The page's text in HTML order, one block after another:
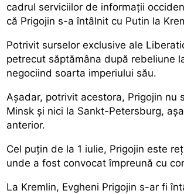
cadrul serviciilor de informaţii
că Prigojin s-a întâlnit cu Putin la
Potrivit surselor exclusive ale
petrecut săptămâna după rebeliune
negociind soarta imperiului său.
Aşadar, potrivit acestora, Prigojin nu
Minsk şi nici la Sankt-Petersburg,
anterior.
Cel puţin de la 1 iulie, Prigojin este
unde a fost convocat împreună cu
La Kremlin, Evgheni Prigojin s-ar fi